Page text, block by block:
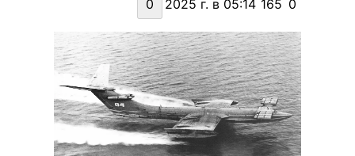
0
2025 г. в 05:14 165 0